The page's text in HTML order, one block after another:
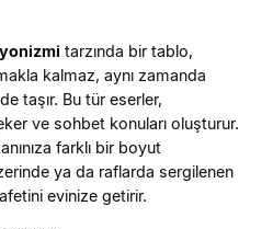
tarzında bir tablo,
kalmaz, aynı zamanda
taşır. Bu tür eserler,
ve sohbet konuları oluşturur.
farklı bir boyut
ya da raflarda sergilenen
evinize getirir.